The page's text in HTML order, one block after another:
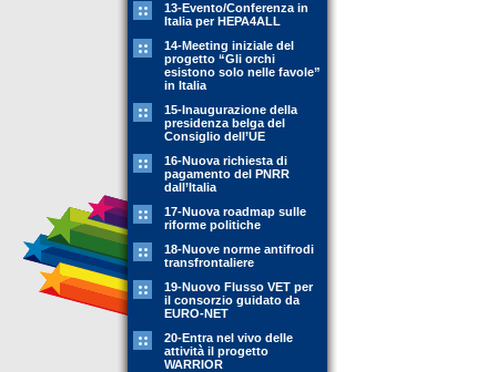
13-Evento/Conferenza in
Italia per HEPA4ALL
14-Meeting iniziale del
progetto “Gli orchi
esistono solo nelle favole”
in Italia
15-Inaugurazione della
presidenza belga del
Consiglio dell’UE
16-Nuova richiesta di
pagamento del PNRR
dall’Italia
17-Nuova roadmap sulle
riforme politiche
18-Nuove norme antifrodi
transfrontaliere
19-Nuovo Flusso VET per
il consorzio guidato da
EURO-NET
20-Entra nel vivo delle
attività il progetto
WARRIOR